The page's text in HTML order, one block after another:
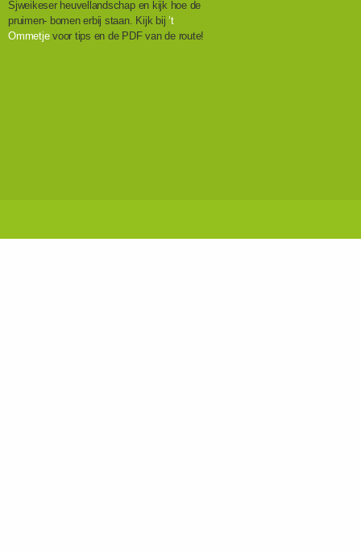
Sjweikeser heuvellandschap en kijk hoe de
pruimen- bomen erbij staan. Kijk bij‘t
Ommetjevoor tips en de PDF van de route!